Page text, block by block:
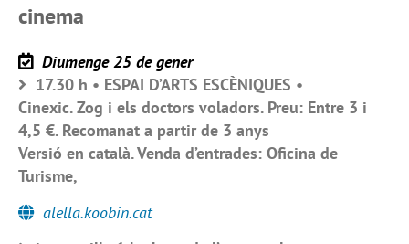
cinema
Diumenge 25 de gener
17.30 h • ESPAI D’ARTS ESCÈNIQUES •
Cinexic. Zog i els doctors voladors. Preu: Entre 3 i
4,5 €. Recomanat a partir de 3 anys
Versió en català. Venda d’entrades: Oficina de
Turisme,
alella.koobin.cat